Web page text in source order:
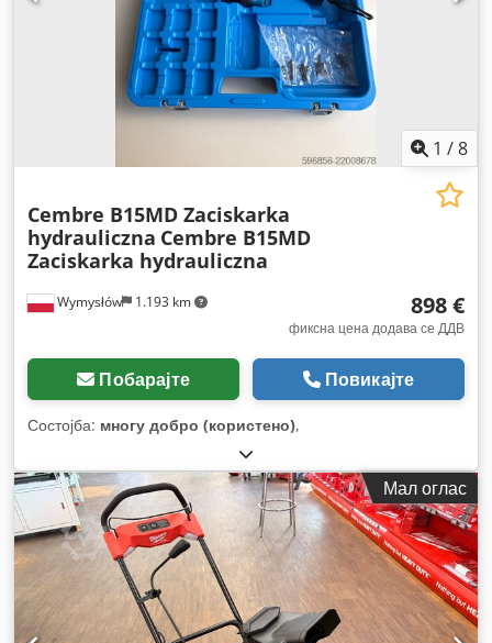
1 /8
Wymysłów 1.193 km
Cembre B15MD Zaciskarka
hydrauliczna Cembre B15MD
Zaciskarka hydrauliczna
898 €
фиксна цена додава се ДДВ
Побарајте Повикајте
Состојба: многу добро (користено),
Мал оглас